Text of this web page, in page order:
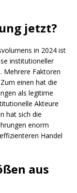
jetzt?
in 2024 ist
institutioneller
Mehrere Faktoren
einen hat die
als legitime
Akteure
hat sich die
enorm
Handel
aus